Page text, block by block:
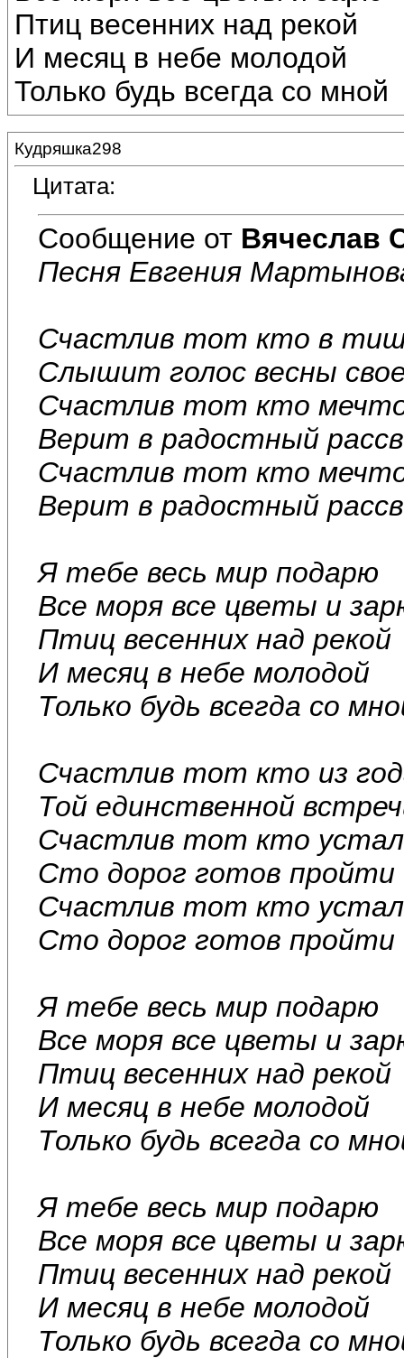
Птиц весенних над рекой
И месяц в небе молодой
Только будь всегда со мной
Кудряшка298
Цитата:
Сообщение от Вячеслав
Песня Евгения
Счастлив тот кто в
Слышит голос весны
Счастлив тот кто
Верит в радостный
Счастлив тот кто
Верит в радостный
Я тебе весь мир подарю
Все моря все цветы и
Птиц весенних над рекой
И месяц в небе молодой
Только будь всегда со
Счастлив тот кто из
Той единственной
Счастлив тот кто
Сто дорог готов пройти
Счастлив тот кто
Сто дорог готов пройти
Я тебе весь мир подарю
Все моря все цветы и
Птиц весенних над рекой
И месяц в небе молодой
Только будь всегда со
Я тебе весь мир подарю
Все моря все цветы и
Птиц весенних над рекой
И месяц в небе молодой
Только будь всегда со